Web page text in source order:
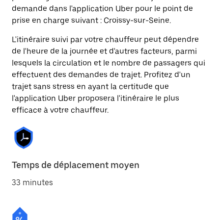
demande dans l'application Uber pour le point de
prise en charge suivant : Croissy-sur-Seine.
L'itinéraire suivi par votre chauffeur peut dépendre
de l'heure de la journée et d'autres facteurs, parmi
lesquels la circulation et le nombre de passagers qui
effectuent des demandes de trajet. Profitez d'un
trajet sans stress en ayant la certitude que
l'application Uber proposera l'itinéraire le plus
efficace à votre chauffeur.
Temps de déplacement moyen
33 minutes